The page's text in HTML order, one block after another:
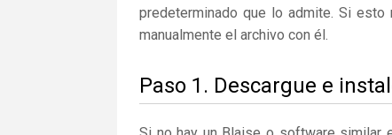
predeterminado que lo admite. Si
manualmente el archivo con él.
Paso 1. Descargue e